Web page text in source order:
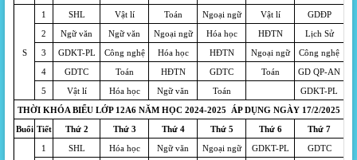
S
1 SHL Vật lí Toán Ngoại ngữ Vật lí
GDĐP
2
Ngữ văn Ngữ văn Ngoại ngữ Hóa học HĐTN
Lịch Sử
3
GDKT-PL Công nghệ Hóa học HĐTN Ngoại ngữ
Công nghệ
4
GDTC Toán HĐTN GDTC Toán
GD QP-AN
5
Vật lí Hóa học Ngữ văn Toán
GDKT-PL
THỜI KHÓA BIỂU LỚP 12A6 NĂM HỌC 2024-2025 ÁP DỤNG NGÀY 17/2/2025
Buổi Tiết Thứ 2 Thứ 3 Thứ 4 Thứ 5 Thứ 6 Thứ 7
1 SHL Hóa học Ngữ văn Ngoại ngữ GDKT-PL
GDTC